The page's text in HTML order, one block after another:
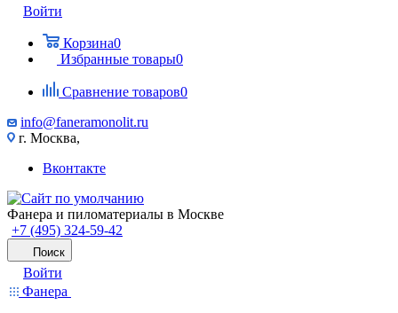
Войти
Корзина0
Избранные товары0
Сравнение товаров0
info@faneramonolit.ru
г. Москва,
Вконтакте
Фанера и пиломатериалы в Москве
+7 (495) 324-59-42
Поиск
Войти
Фанера